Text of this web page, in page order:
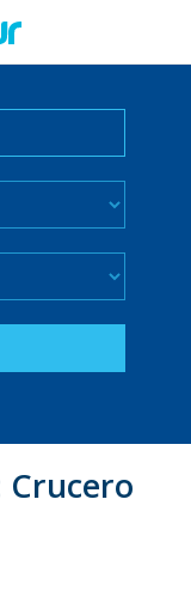
Crucero